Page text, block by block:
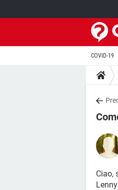
COVID-19
Ciao,